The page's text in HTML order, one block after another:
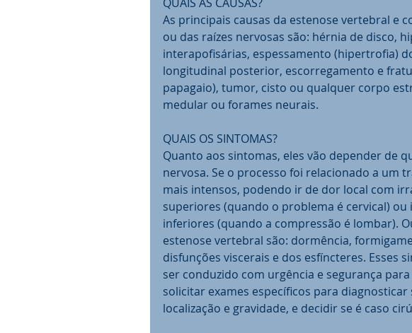
As principais causas da estenose vertebral e
ou das raízes nervosas são: hérnia de disco,
interapofisárias, espessamento (hipertrofia)
longitudinal posterior, escorregamento e
papagaio), tumor, cisto ou qualquer corpo
medular ou forames neurais.
QUAIS OS SINTOMAS?
Quanto aos sintomas, eles vão depender de
nervosa. Se o processo foi relacionado a um
mais intensos, podendo ir de dor local com
superiores (quando o problema é cervical)
inferiores (quando a compressão é lombar).
estenose vertebral são: dormência,
disfunções viscerais e dos esfíncteres. Esses
ser conduzido com urgência e segurança
solicitar exames específicos para diagnosticar
localização e gravidade, e decidir se é caso